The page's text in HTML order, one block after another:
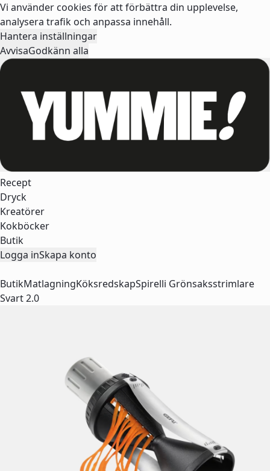
Vi använder cookies för att förbättra din upplevelse,
analysera trafik och anpassa innehåll.
Hantera inställningar
AvvisaGodkänn alla
Recept
Dryck
Kreatörer
Kokböcker
Butik
Logga inSkapa konto
ButikMatlagningKöksredskapSpirelli Grönsaksstrimlare
Svart 2.0